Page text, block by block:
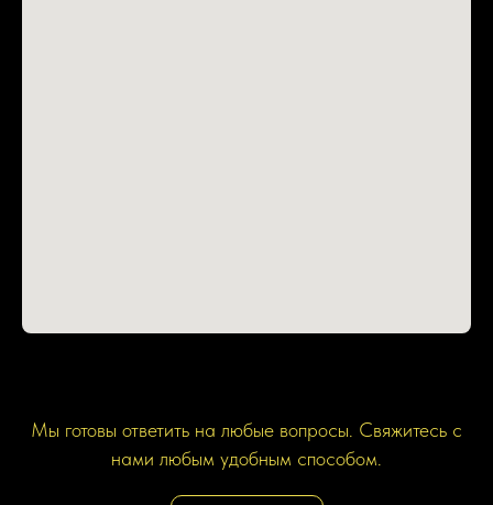
Мы готовы ответить на любые вопросы. Свяжитесь с
нами любым удобным способом.